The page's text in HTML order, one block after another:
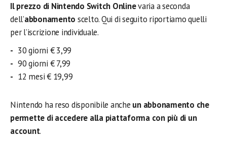
Il prezzo di Nintendo Switch Onlinevaria a seconda
dell’abbonamento scelto. Qui di seguito riportiamo quelli
per l’iscrizione individuale.
30 giorni € 3,99
90 giorni € 7,99
12 mesi € 19,99
Nintendo ha reso disponibile anche un abbonamento che
permette di accedere alla piattaforma con più di un
account.